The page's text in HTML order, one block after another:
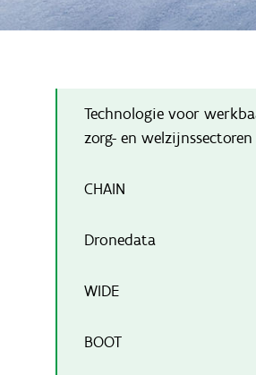
Technologie voor
zorg- en welzijnssectoren
CHAIN
Dronedata
WIDE
BOOT